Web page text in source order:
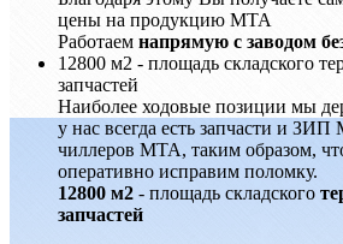
цены на продукцию MTA
Работаем напрямую с заводом
12800 м2 - площадь складского
запчастей
Наиболее ходовые позиции мы
у нас всегда есть запчасти и
чиллеров MTA, таким образом,
оперативно исправим поломку.
12800 м2 - площадь складского
запчастей